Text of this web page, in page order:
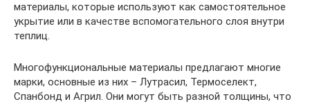
материалы, которые используют как самостоятельное
укрытие или в качестве вспомогательного слоя внутри
теплиц.
Многофункциональные материалы предлагают многие
марки, основные из них – Лутрасил, Термоселект,
Спанбонд и Агрил. Они могут быть разной толщины, что